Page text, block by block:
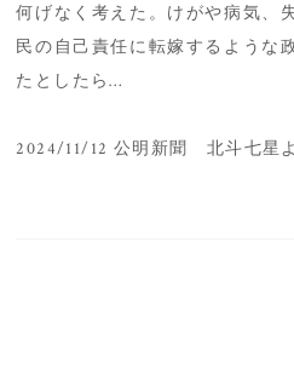
何げなく考えた。けがや病気、
民の自己責任に転嫁するような
たとしたら…
2024/11/12 公明新聞 北斗七星